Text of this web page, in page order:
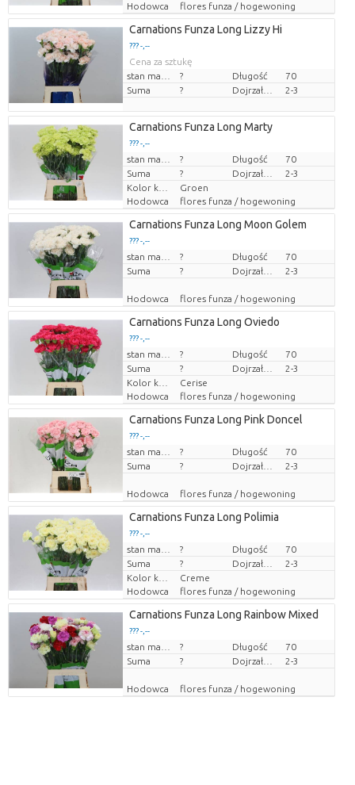
Hodowca flores funza / hogewoning
Carnations Funza Long Lizzy Hi
??? -,--
Cena za sztukę
? Długość
70
Suma
? 2-3
Carnations Funza Long Marty
??? -,--
Cena za sztukę
? Długość
70
Suma
?
2-3
Kolor kwiatów
Groen
Hodowca
flores funza / hogewoning
Carnations Funza Long Moon Golem
??? -,--
Cena za sztukę
? Długość
70
Suma
? 2-3
Hodowca flores funza / hogewoning
Carnations Funza Long Oviedo
??? -,--
Cena za sztukę
? Długość
70
Suma
?
2-3
Kolor kwiatów
Cerise
Hodowca
flores funza / hogewoning
Carnations Funza Long Pink Doncel
??? -,--
Cena za sztukę
? Długość
70
Suma
? 2-3
Hodowca flores funza / hogewoning
Carnations Funza Long Polimia
??? -,--
Cena za sztukę
? Długość
70
Suma
?
2-3
Kolor kwiatów
Creme
Hodowca
flores funza / hogewoning
Carnations Funza Long Rainbow Mixed
??? -,--
Cena za sztukę
? Długość
70
Suma
? 2-3
Hodowca flores funza / hogewoning